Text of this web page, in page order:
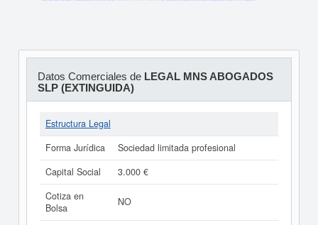
Datos Comerciales de LEGAL MNS ABOGADOS
SLP (EXTINGUIDA)
Estructura Legal
Forma Jurídica
Sociedad limitada profesional
Capital Social
3.000 €
Cotiza en
Bolsa
NO